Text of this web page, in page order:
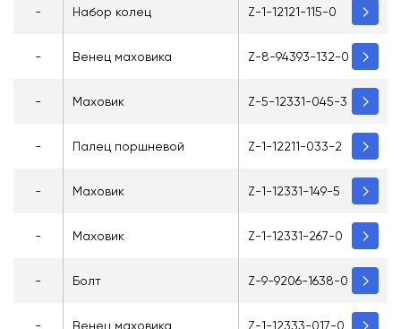
- Набор колец Z-1-12121-115-0
- Венец маховика Z-8-94393-132-0
- Маховик Z-5-12331-045-3
- Палец поршневой Z-1-12211-033-2
- Маховик Z-1-12331-149-5
- Маховик Z-1-12331-267-0
- Болт Z-9-9206-1638-0
- Венец маховика Z-1-12333-017-0